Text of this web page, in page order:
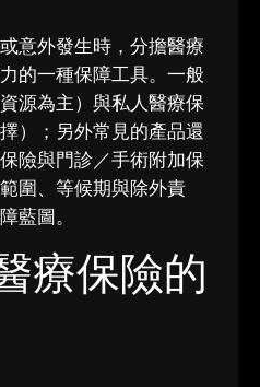
意外發生時，分擔醫療
的一種保障工具。一般
源為主）與私人醫療保
）；另外常見的產品還
險與門診／手術附加保
圍、等候期與除外責
藍圖。
療保險的